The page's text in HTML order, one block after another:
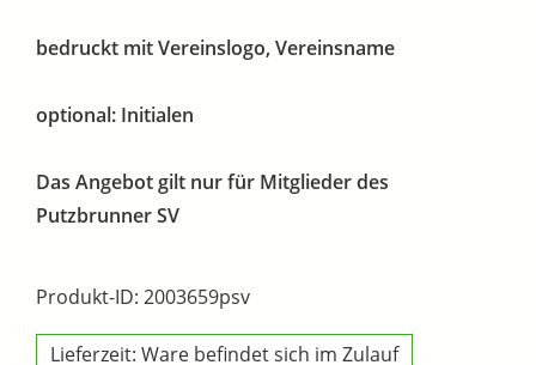
bedruckt mit Vereinslogo, Vereinsname
optional: Initialen
Das Angebot gilt nur für Mitglieder des
Putzbrunner SV
Produkt-ID: 2003659psv
Lieferzeit: Ware befindet sich im Zulauf